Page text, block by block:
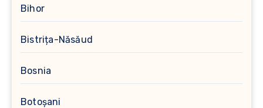
Bihor
Bistrița-Năsăud
Bosnia
Botoșani